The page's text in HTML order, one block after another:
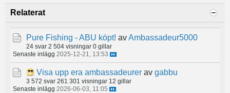
Relaterat
Pure Fishing - ABU köpt! avAmbassadeur5000
24 svar 2 504 visningar 0 gillar
Senaste inlägg 2025-12-21, 13:53
Visa upp era ambassadeurer av gabbu
3 572 svar 261 301 visningar 12 gillar
Senaste inlägg 2026-06-03, 11:05